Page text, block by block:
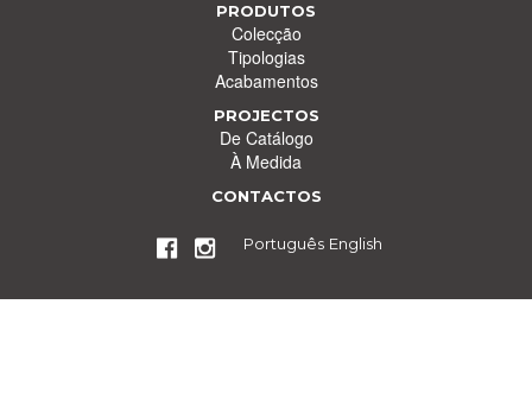
PRODUTOS
Colecção
Tipologias
Acabamentos
PROJECTOS
De Catálogo
À Medida
CONTACTOS
Português English